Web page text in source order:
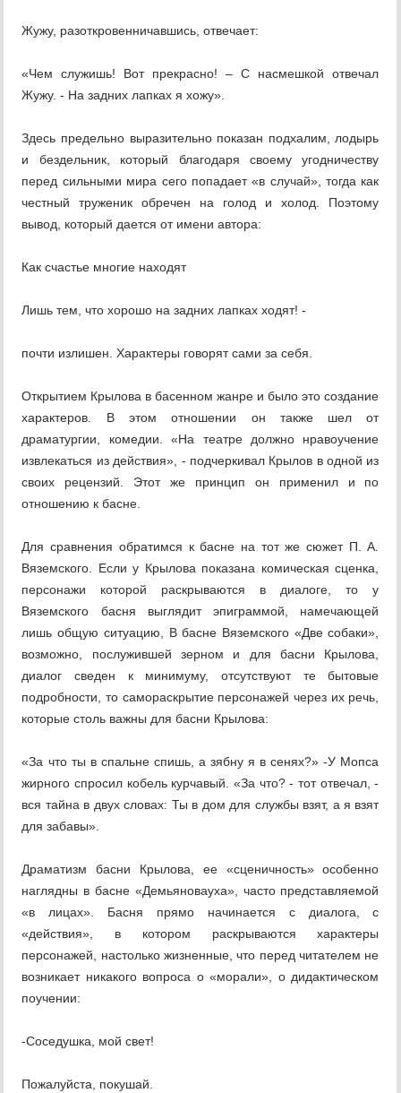
Жужу, разоткровенничавшись, отвечает:
«Чем служишь! Вот прекрасно! – С насмешкой отвечал
Жужу. - На задних лапках я хожу».
Здесь предельно выразительно показан подхалим, лодырь
и бездельник, который благодаря своему угодничеству
перед сильными мира сего попадает «в случай», тогда как
честный труженик обречен на голод и холод. Поэтому
вывод, который дается от имени автора:
Как счастье многие находят
Лишь тем, что хорошо на задних лапках ходят! -
почти излишен. Характеры говорят сами за себя.
Открытием Крылова в басенном жанре и было это создание
характеров. В этом отношении он также шел от
драматургии, комедии. «На театре должно нравоучение
извлекаться из действия», - подчеркивал Крылов в одной из
своих рецензий. Этот же принцип он применил и по
отношению к басне.
Для сравнения обратимся к басне на тот же сюжет П. А.
Вяземского. Если у Крылова показана комическая сценка,
персонажи которой раскрываются в диалоге, то у
Вяземского басня выглядит эпиграммой, намечающей
лишь общую ситуацию, В басне Вяземского «Две собаки»,
возможно, послужившей зерном и для басни Крылова,
диалог сведен к минимуму, отсутствуют те бытовые
подробности, то самораскрытие персонажей через их речь,
которые столь важны для басни Крылова:
«За что ты в спальне спишь, а зябну я в сенях?» -У Мопса
жирного спросил кобель курчавый. «За что? - тот отвечал, -
вся тайна в двух словах: Ты в дом для службы взят, а я взят
для забавы».
Драматизм басни Крылова, ее «сценичность» особенно
наглядны в басне «Демьяновауха», часто представляемой
«в лицах». Басня прямо начинается с диалога, с
«действия», в котором раскрываются характеры
персонажей, настолько жизненные, что перед читателем не
возникает никакого вопроса о «морали», о дидактическом
поучении:
-Соседушка, мой свет!
Пожалуйста, покушай.